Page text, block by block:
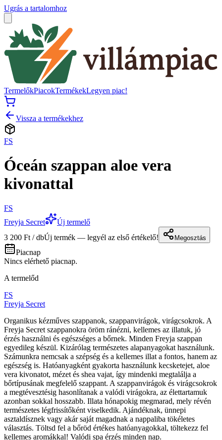
Ugrás a tartalomhoz
TermelőkPiacokTermékekLegyen piac!
Vissza a termékekhez
FS
Óceán szappan aloe vera
kivonattal
FS
Freyja Secret
Új termelő
3 200 Ft / dbÚj termék — legyél az első értékelő! Megosztás
Piacnap
Nincs elérhető piacnap.
A termelőd
FS
Freyja Secret
Organikus kézműves szappanok, szappanvirágok, virágcsokrok. A
Freyja Secret szappanokra öröm ránézni, kellemes az illatuk, jó
érzés használni és egészséges a bőrnek. Minden Freyja szappan
egyedileg készül. Kizárólag természetes alapanyagokat használunk.
Számunkra nemcsak a szépség és a kellemes illat a fontos, hanem az
egészség is. Hatóanyagként gyakorta használunk kecsketejet, aloe
vera kivonatot, mézet és shea vajat, így mindenki megtalálja a
bőrtípusának megfelelő szappant. A szappanvirágok és virágcsokrok
a megtévesztésig hasonlítanak a valódi virágokra, az élettartamuk
azonban sokkal hosszabb. Illata hónapokig megmarad, mely révén
természetes légfrissítőként viselkedik. Ajándéknak, ünnepi
asztaldísznek vagy akár saját magadnak a nappaliba tökéletes
választás. Töltsd fel a bőröd értékes hatóanyagokkal, töltekezz fel
kellemes aromákkal! Valódi spa érzés minden nap.